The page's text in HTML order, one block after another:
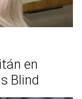
en
Blind